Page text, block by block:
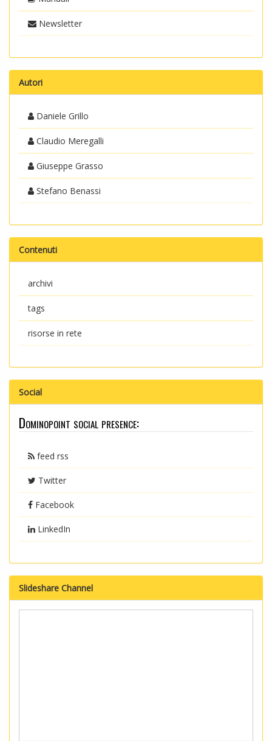
Newsletter
Autori
Daniele Grillo
Claudio Meregalli
Giuseppe Grasso
Stefano Benassi
Contenuti
archivi
tags
risorse in rete
Social
Dominopoint social presence:
feed rss
Twitter
Facebook
LinkedIn
Slideshare Channel